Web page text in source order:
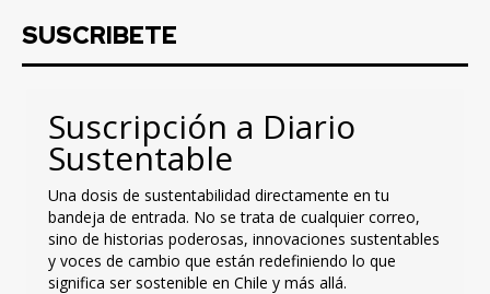
SUSCRIBETE
Suscripción a Diario
Sustentable
Una dosis de sustentabilidad directamente en tu
bandeja de entrada. No se trata de cualquier correo,
sino de historias poderosas, innovaciones sustentables
y voces de cambio que están redefiniendo lo que
significa ser sostenible en Chile y más allá.